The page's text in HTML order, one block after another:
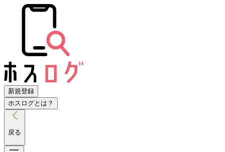
新規登録
ホスログとは？
戻る